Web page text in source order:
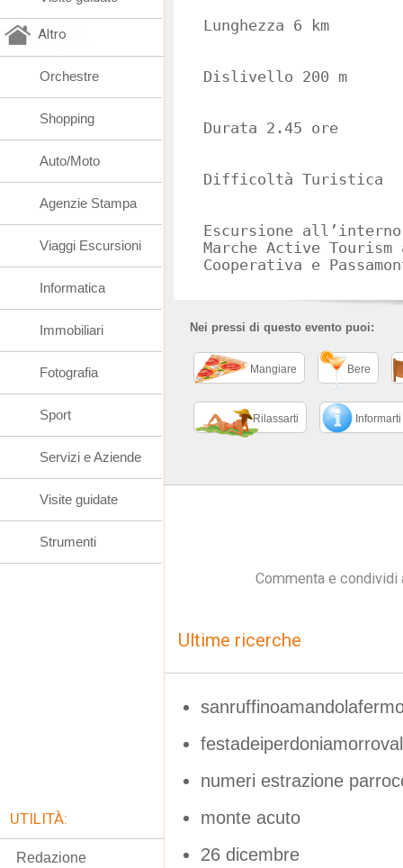
Lunghezza 6 km
Dislivello 200 m
Durata 2.45 ore
Difficoltà Turistica
Escursione
Marche Active
Cooperativa e
Nei pressi di questo evento puoi:
Mangiare Bere
Rilassarti Informarti
Commenta e
Ultime ricerche
numeri estrazione
monte acuto
26 dicembre
Altro
Orchestre
Shopping
Auto/Moto
Agenzie Stampa
Viaggi Escursioni
Informatica
Immobiliari
Fotografia
Sport
Servizi e Aziende
Visite guidate
Strumenti
UTILITÀ:
Redazione